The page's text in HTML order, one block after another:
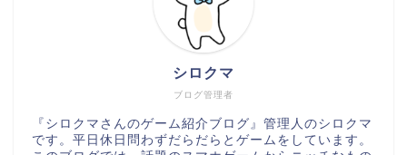
ブログ管理者
シロクマ
『シロクマさんのゲーム紹介ブログ』管理人のシロクマ
です。平日休日問わずだらだらとゲームをしています。